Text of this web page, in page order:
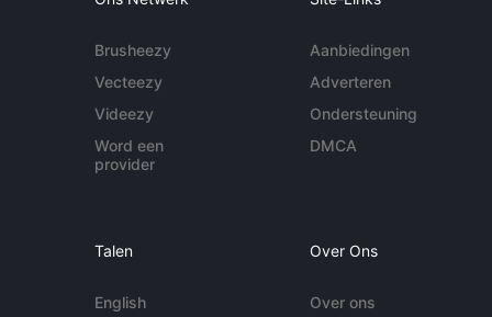
Brusheezy
Vecteezy
Videezy
Word een
provider
Aanbiedingen
Adverteren
Ondersteuning
DMCA
Talen
English
Over Ons
Over ons